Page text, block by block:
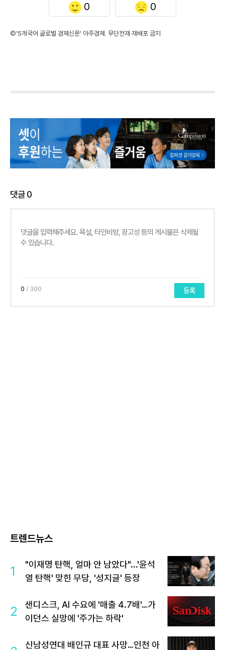
0 0
©'5개국어 글로벌 경제신문' 아주경제. 무단전재·재배포 금지
댓글0
0 / 300 등록
트렌드뉴스
1
"이재명 탄핵, 얼마 안 남았다"...'윤석
열 탄핵' 맞힌 무당, '성지글' 등장
2
샌디스크, AI 수요에 '매출 4.7배'…가
이던스 실망에 '주가는 하락'
신남성연대 배인규 대표 사망…인천 아